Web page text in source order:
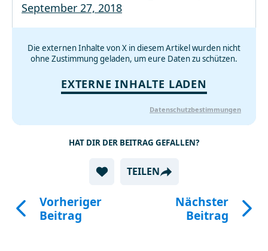
September 27, 2018
Die externen Inhalte von X in diesem Artikel wurden nicht
ohne Zustimmung geladen, um eure Daten zu schützen.
EXTERNE INHALTE LADEN
Datenschutzbestimmungen
HAT DIR DER BEITRAG GEFALLEN?
TEILEN
Vorheriger
Beitrag
Nächster
Beitrag